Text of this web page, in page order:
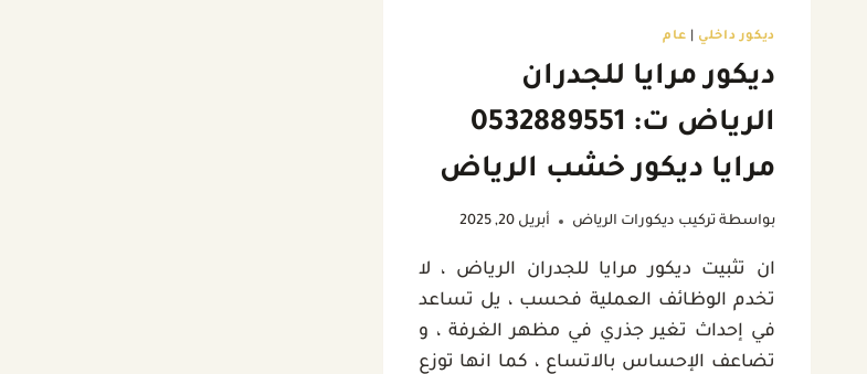
ديكور داخلي عام
ديكور مرايا للجدران
الرياض ت: 0532889551
مرايا ديكور خشب الرياض
بواسطة تركيب ديكورات الرياض أبريل 20, 2025
ان تثبيت ديكور مرايا للجدران الرياض ، لا
تخدم الوظائف العملية فحسب ، يل تساعد
في إحداث تغير جذري في مظهر الغرفة ، و
تضاعف الإحساس بالاتساع ، كما انها توزع